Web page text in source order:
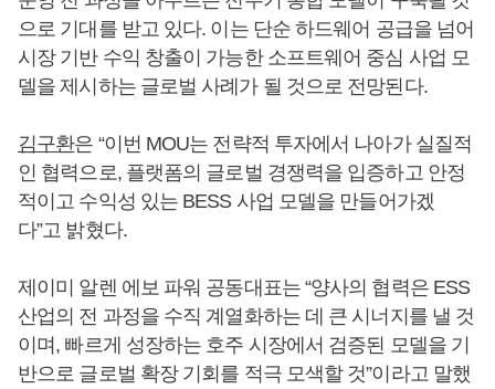
으로 기대를 받고 있다. 이는 단순 하드웨어 공급을 넘어
시장 기반 수익 창출이 가능한 소프트웨어 중심 사업 모
델을 제시하는 글로벌 사례가 될 것으로 전망된다.
김구환은 “이번 MOU는 전략적 투자에서 나아가 실질적
인 협력으로, 플랫폼의 글로벌 경쟁력을 입증하고 안정
적이고 수익성 있는 BESS 사업 모델을 만들어가겠
다”고 밝혔다.
제이미 알렌 에보 파워 공동대표는 “양사의 협력은 ESS
산업의 전 과정을 수직 계열화하는 데 큰 시너지를 낼 것
이며, 빠르게 성장하는 호주 시장에서 검증된 모델을 기
반으로 글로벌 확장 기회를 적극 모색할 것”이라고 말했